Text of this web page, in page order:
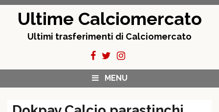
Ultime Calciomercato
Ultimi trasferimenti di Calciomercato
MENU